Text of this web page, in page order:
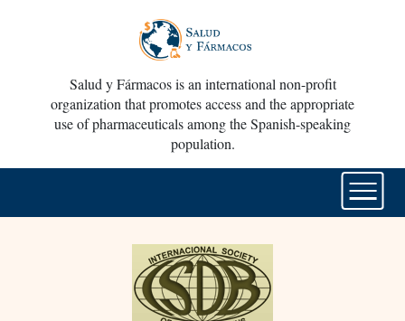
Salud y Fármacos is an international non-profit
organization that promotes access and the appropriate
use of pharmaceuticals among the Spanish-speaking
population.